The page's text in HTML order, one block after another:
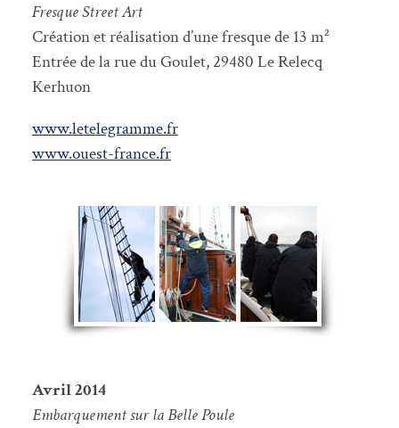
Fresque Street Art
Création et réalisation d’une fresque de 13 m²
Entrée de la rue du Goulet, 29480 Le Relecq
Kerhuon
www.letelegramme.fr
www.ouest-france.fr
Avril 2014
Embarquement sur la Belle Poule